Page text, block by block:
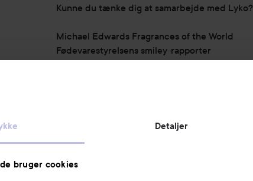
Detaljer
bruger cookies
Kunne du tænke dig at samarbejde med Lyko?
Michael Edwards Fragrances of the World
Fødevarestyrelsens smiley-rapporter
CVR nr.: 40753613